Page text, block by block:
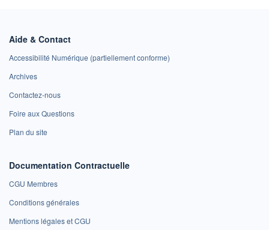
Aide & Contact
Accessibilité Numérique (partiellement conforme)
Archives
Contactez-nous
Foire aux Questions
Plan du site
Documentation Contractuelle
CGU Membres
Conditions générales
Mentions légales et CGU